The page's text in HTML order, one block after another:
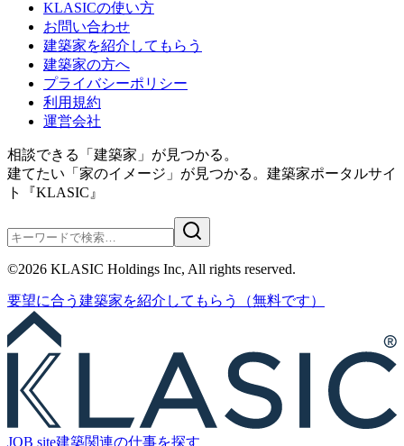
KLASICの使い方
お問い合わせ
建築家を紹介してもらう
建築家の方へ
プライバシーポリシー
利用規約
運営会社
相談できる「建築家」が見つかる。
建てたい「家のイメージ」が見つかる。 建築家ポータルサイ
ト『KLASIC』
©2026 KLASIC Holdings Inc, All rights reserved.
要望に合う 建築家を紹介 してもらう （無料です）
JOB site建築関連の仕事を探す